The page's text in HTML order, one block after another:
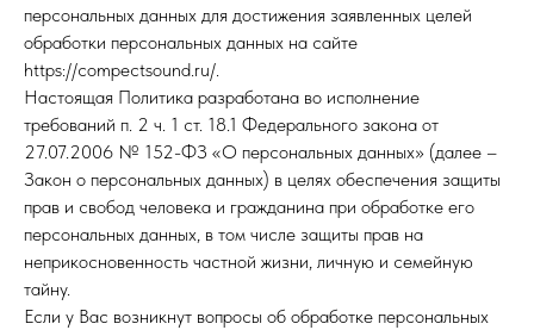
персональных данных для достижения заявленных целей
обработки персональных данных на сайте
https://compectsound.ru/.
Настоящая Политика разработана во исполнение
требований п. 2 ч. 1 ст. 18.1 Федерального закона от
27.07.2006 № 152-ФЗ «О персональных данных» (далее –
Закон о персональных данных) в целях обеспечения защиты
прав и свобод человека и гражданина при обработке его
персональных данных, в том числе защиты прав на
неприкосновенность частной жизни, личную и семейную
тайну.
Если у Вас возникнут вопросы об обработке персональных